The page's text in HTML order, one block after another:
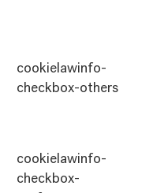
cookielawinfo-
checkbox-others
cookielawinfo-
checkbox-